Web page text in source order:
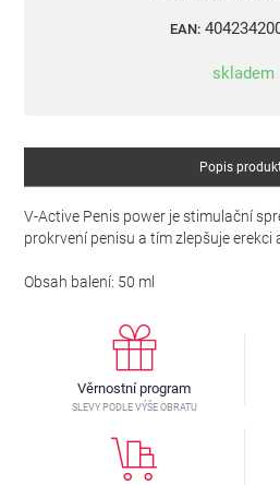
EAN:
skladem
Popis
V-Active Penis power je stimulační
prokrvení penisu a tím zlepšuje
Obsah balení: 50 ml
Věrnostní program
SLEVY PODLE VÝŠE OBRATU